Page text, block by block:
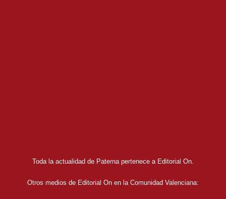
Toda la actualidad de Paterna pertenece a Editorial On.
Otros medios de Editorial On en la Comunidad Valenciana: